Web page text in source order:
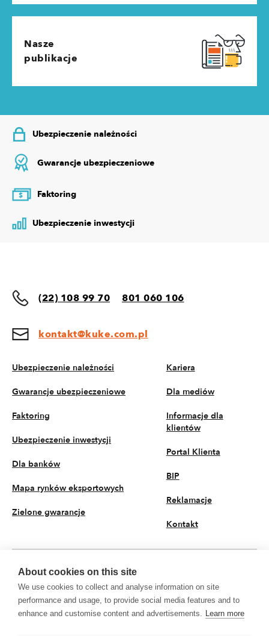
Nasze
publikacje
Ubezpieczenie należności
Gwarancje ubezpieczeniowe
$ Faktoring
Ubezpieczenie inwestycji
(22) 108 99 70 801 060 106
kontakt@kuke.com.pl
Ubezpieczenie należności
Gwarancje ubezpieczeniowe
Faktoring
Ubezpieczenie inwestycji
Dla banków
Mapa rynków eksportowych
Zielone gwarancje
Kariera
Dla mediów
Informacje dla
klientów
Portal Klienta
BIP
Reklamacje
Kontakt
© 2026 KUKE S.A. Wszystkie prawa zastrzeżone
Polityka prywatności
Przetwarzanie danych osobowych
PL
About cookies on this site
We use cookies to collect and analyse information on site
performance and usage, to provide social media features and to
enhance and customise content and advertisements. Learn more